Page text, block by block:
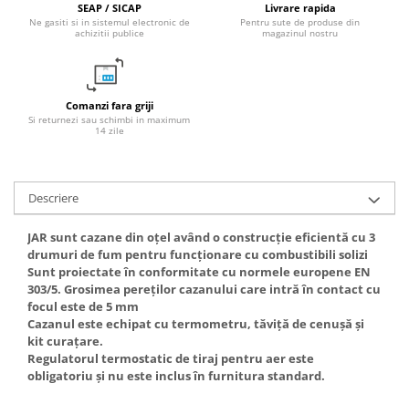
Accesorii radiatoare
Calorifere decorative
Boilere si Puffere
Boilere electrice
Puffere/Stocatoare de caldura
Puffer fara serpentina
Puffer 1 serpentina
Puffer 2 serpentine
Puffer cu serpentina pentru A.C.M.
Puffer pentru pompe de caldura
Aer conditionat
Dezumidificatoare
SEAP / SICAP
Ne gasiti si in sistemul electronic de
achizitii publice
Livrare rapida
Pentru sute de produse din
magazinul nostru
Comanzi fara griji
Si returnezi sau schimbi in maximum
14 zile
Descriere
JAR sunt cazane din oțel având o construcție eficientă cu 3
drumuri de fum pentru funcționare cu combustibili solizi
Sunt proiectate în conformitate cu normele europene EN
303/5. Grosimea pereților cazanului care intră în contact cu
focul este de 5 mm
Cazanul este echipat cu termometru, tăviță de cenușă și
kit curațare.
Regulatorul termostatic de tiraj pentru aer este
obligatoriu și nu este inclus în furnitura standard.